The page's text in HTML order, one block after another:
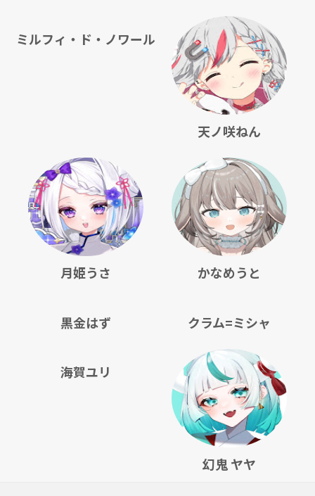
ミルフィ・ド・ノワール
天ノ咲ねん
月姫うさ かなめうと
黒金はず クラム=ミシャ
海賀ユリ
幻鬼 ヤヤ